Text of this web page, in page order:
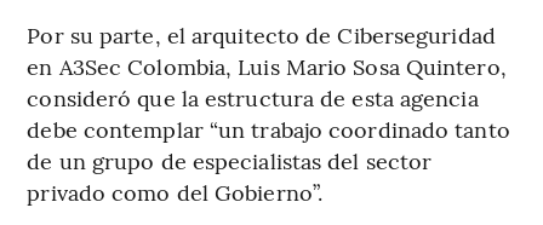
Por su parte, el arquitecto de Ciberseguridad
en A3Sec Colombia, Luis Mario Sosa Quintero,
consideró que la estructura de esta agencia
debe contemplar “un trabajo coordinado tanto
de un grupo de especialistas del sector
privado como del Gobierno”.